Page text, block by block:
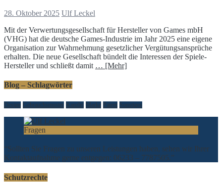
28. Oktober 2025 Ulf Leckel
Mit der Verwertungsgesellschaft für Hersteller von Games mbH
(VHG) hat die deutsche Games-Industrie im Jahr 2025 eine eigene
Organisation zur Wahrnehmung gesetzlicher Vergütungsansprüche
erhalten. Die neue Gesellschaft bündelt die Interessen der Spiele-
Hersteller und schließt damit … [Mehr]
Blog – Schlagwörter
Design Gebrauchsmuster Kanzlei Marke Patent Sonstiges
Fragen
“Sollten Sie Fragen zu unseren Leistungen haben, sehen wir Ihrer
Kontaktaufnahme gerne entgegen: 06233 – 7787505.”
Schutzrechte